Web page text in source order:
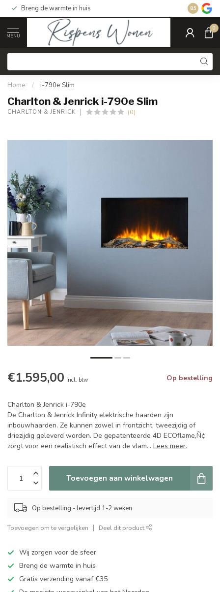
Breng de warmte in huis Gratis
8.5
MENU
0
Home / i-790e Slim
Charlton & Jenrick i-790e Slim
CHARLTON & JENRICK (0)
€1.595,00 Incl. btw Op bestelling
Charlton & Jenrick i-790e
De Charlton & Jenrick Infinity elektrische haarden zijn
inbouwhaarden. Ze kunnen zowel in frontzicht, tweezijdig of
driezijdig geleverd worden. De gepatenteerde 4D ECOflame‚Ñ¢
zorgt voor een realistisch effect van de vlam... Lees meer.
Toevoegen aan winkelwagen
Op bestelling - levertijd 1-2 weken
Toevoegen om te vergelijken Deel dit product
Wij zorgen voor de sfeer
Breng de warmte in huis
Gratis verzending vanaf €35